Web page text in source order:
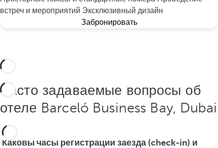
встреч и мероприятий Эксклюзивный дизайн
Забронировать
Часто задаваемые вопросы об
отеле Barceló Business Bay, Dubai
Каковы часы регистрации заезда (check-in) и